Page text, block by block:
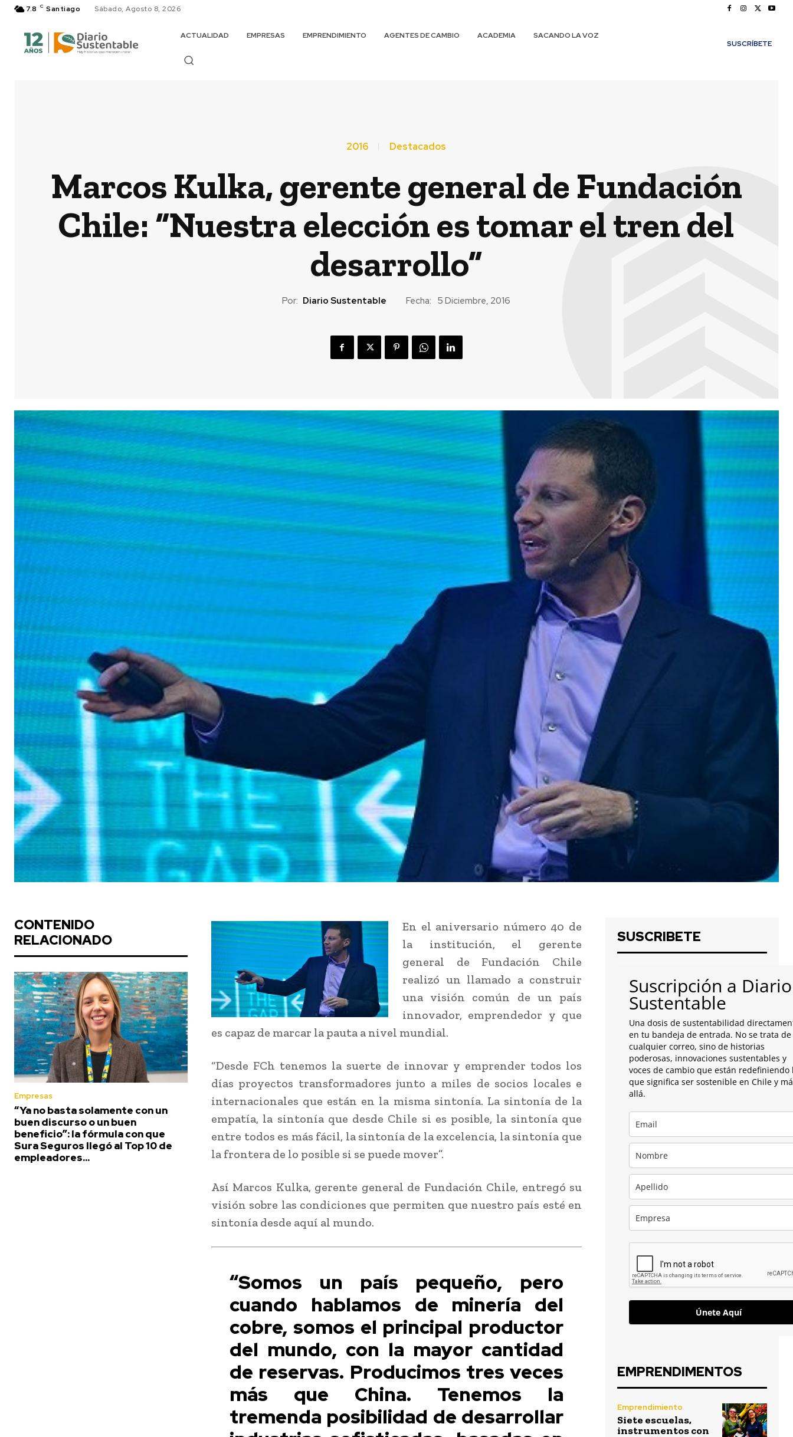
7.8 C Santiago Sábado, Agosto 8, 2026
ACTUALIDAD EMPRESAS EMPRENDIMIENTO AGENTES DE CAMBIO ACADEMIA
SACANDO LA VOZ
SUSCRÍBETE
2016 Destacados
Marcos Kulka, gerente general de Fundación
Chile: “Nuestra elección es tomar el tren del
desarrollo”
Por: Diario Sustentable Fecha: 5 Diciembre, 2016
CONTENIDO
RELACIONADO
Empresas
“Ya no basta solamente con un
buen discurso o un buen
beneficio”: la fórmula con que
Sura Seguros llegó al Top 10 de
empleadores...
En el aniversario número 40 de
la institución, el gerente
general de Fundación Chile
realizó un llamado a construir
una visión común de un país
innovador, emprendedor y que
es capaz de marcar la pauta a nivel mundial.
“Desde FCh tenemos la suerte de innovar y emprender todos los
días proyectos transformadores junto a miles de socios locales e
internacionales que están en la misma sintonía. La sintonía de la
empatía, la sintonía que desde Chile si es posible, la sintonía que
entre todos es más fácil, la sintonía de la excelencia, la sintonía que
la frontera de lo posible si se puede mover”.
Así Marcos Kulka, gerente general de Fundación Chile, entregó su
visión sobre las condiciones que permiten que nuestro país esté en
sintonía desde aquí al mundo.
“Somos un país pequeño, pero
cuando hablamos de minería del
cobre, somos el principal productor
del mundo, con la mayor cantidad
de reservas. Producimos tres veces
más que China. Tenemos la
tremenda posibilidad de desarrollar
SUSCRIBETE
Suscripción a Diario
Sustentable
Una dosis de sustentabilidad
en tu bandeja de entrada. No se trata de
cualquier correo, sino de historias
poderosas, innovaciones sustentables y
voces de cambio que están redefiniendo
que significa ser sostenible en Chile y
allá.
Únete Aquí
EMPRENDIMENTOS
Emprendimiento
Siete escuelas,
instrumentos con